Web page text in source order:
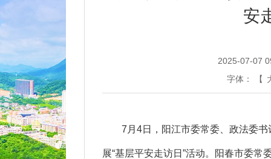
安
2025-07-07
字体：
【
7月4日，阳江市委常委、政法委书
展“基层平安走访日”活动。阳春市委